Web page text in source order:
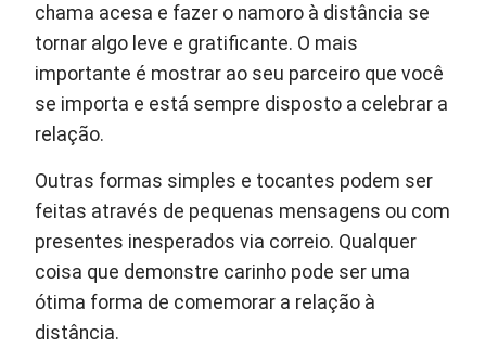
chama acesa e fazer o namoro à distância se
tornar algo leve e gratificante. O mais
importante é mostrar ao seu parceiro que você
se importa e está sempre disposto a celebrar a
relação.
Outras formas simples e tocantes podem ser
feitas através de pequenas mensagens ou com
presentes inesperados via correio. Qualquer
coisa que demonstre carinho pode ser uma
ótima forma de comemorar a relação à
distância.